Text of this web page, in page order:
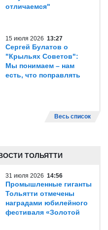
отличаемся"
15 июля 2026 13:27
Сергей Булатов о
"Крыльях Советов":
Мы понимаем – нам
есть, что поправлять
Весь список
ТОЛЬЯТТИ
31 июля 2026 14:56
Промышленные гиганты
Тольятти отмечены
наградами юбилейного
фестиваля «Золотой